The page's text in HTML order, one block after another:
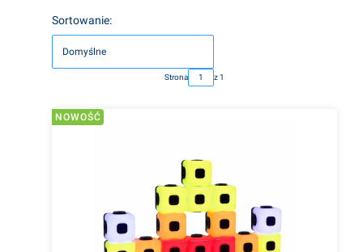
Lista produktów
Sortowanie:
Domyślne
Strona z 1
NOWOŚĆ